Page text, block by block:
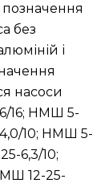
позначення
без
і
насоси
16; НМШ 5-
10; НМШ 5-
6,3/10;
12-25-